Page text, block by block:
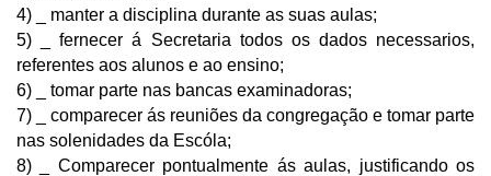
4) _ manter a disciplina durante as suas aulas;
5) _ fernecer á Secretaria todos os dados necessarios,
referentes aos alunos e ao ensino;
6) _ tomar parte nas bancas examinadoras;
7) _ comparecer ás reuniões da congregação e tomar parte
nas solenidades da Escóla;
8) _ Comparecer pontualmente ás aulas, justificando os